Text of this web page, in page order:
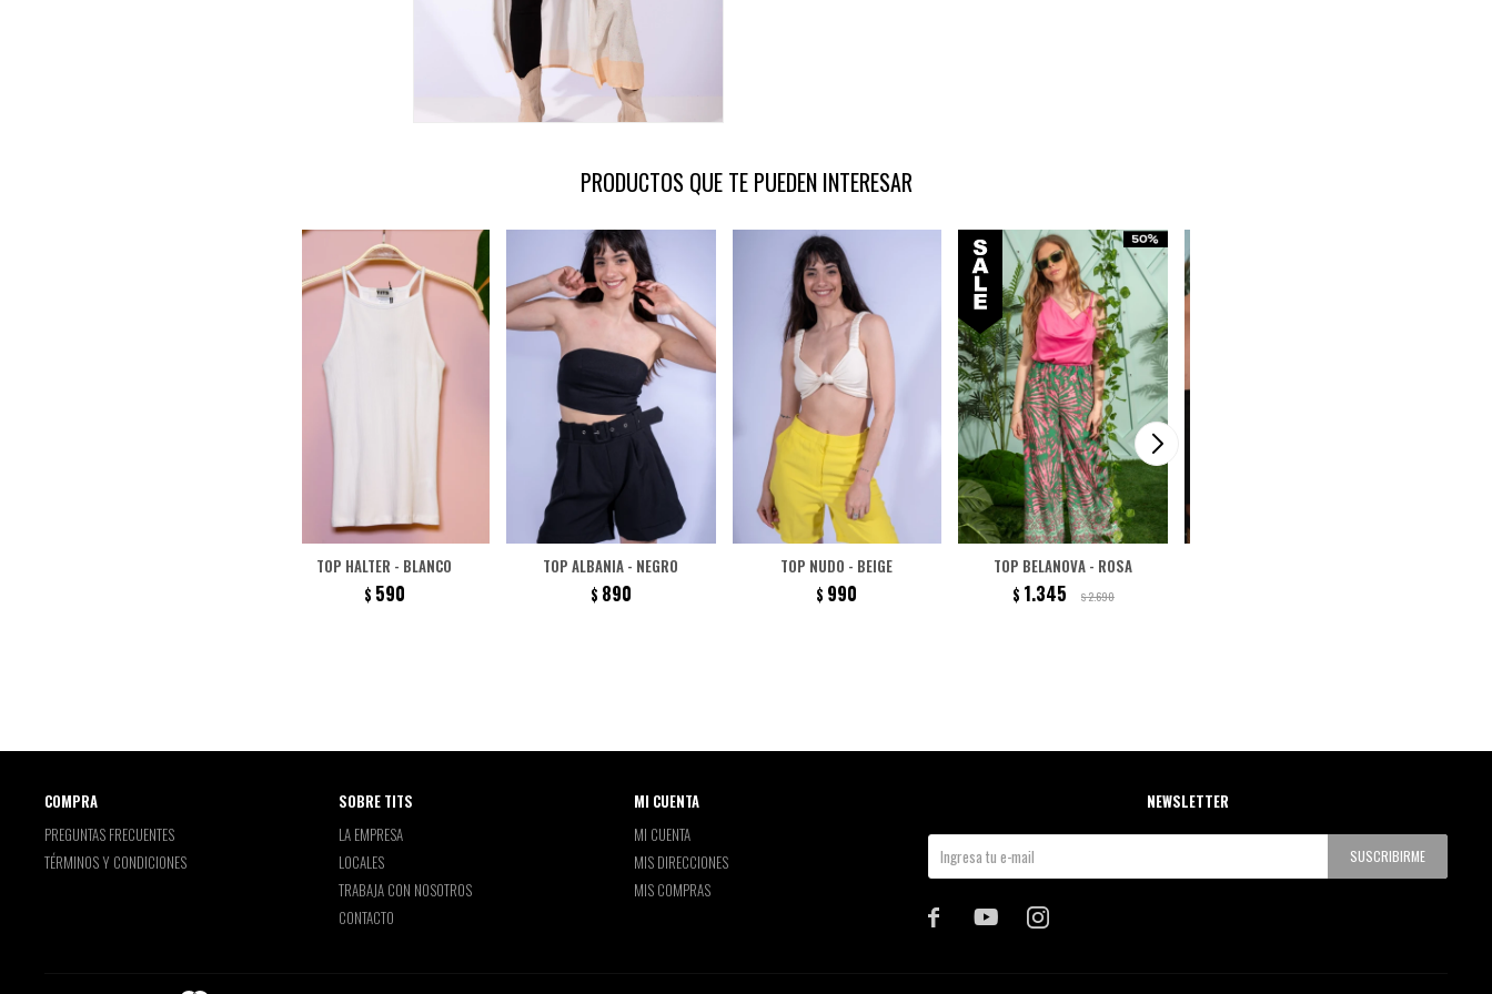
PRODUCTOS QUE TE PUEDEN INTERESAR
TOP HALTER - BLANCO
$ 590
TOP ALBANIA - NEGRO
$ 890
TOP NUDO - BEIGE
$ 990
TOP BELANOVA - ROSA
$ 1.345 $2.690
SOBRE TITS
LA EMPRESA
LOCALES
TRABAJA CON NOSOTROS
CONTACTO
COMPRA
PREGUNTAS FRECUENTES
TÉRMINOS Y CONDICIONES
MI CUENTA
MI CUENTA
MIS DIRECCIONES
MIS COMPRAS
NEWSLETTER
SUSCRIBIRME
  